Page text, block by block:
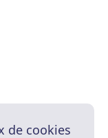
de cookies